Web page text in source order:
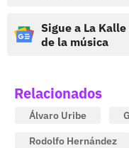
Sigue a La
de la música
Relacionados
Álvaro Uribe
Rodolfo Hernández